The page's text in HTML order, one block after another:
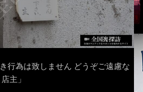
行為は致しません どうぞご遠慮な
主」